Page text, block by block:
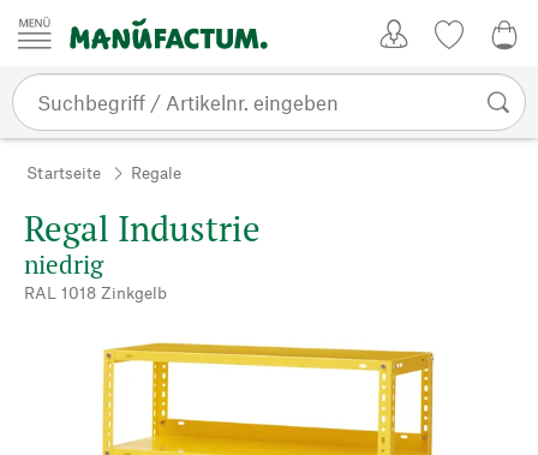
Zum Inhalt springen
Startseite Regale
Regal Industrie
niedrig
RAL 1018 Zinkgelb